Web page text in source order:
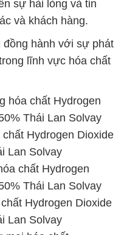
Lan Solvay
phối hóa chất
× H2O2 50% Thái
phân phối hóa chất
hóa chất
× H2O2 50% Thái
hóa chất Hydrogen
Thái Lan Solvay
chất Hydrogen
Thái Lan Solvay